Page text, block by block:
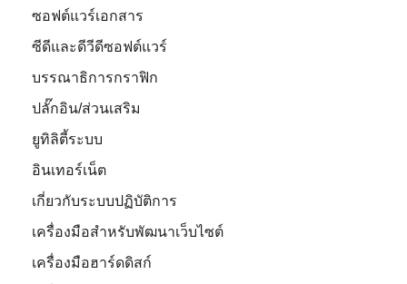
ซอฟต์แวร์เอกสาร
ซีดีและดีวีดีซอฟต์แวร์
บรรณาธิการกราฟิก
ปลั๊กอิน/ส่วนเสริม
ยูทิลิตี้ระบบ
อินเทอร์เน็ต
เกี่ยวกับระบบปฏิบัติการ
เครื่องมือสำหรับพัฒนาเว็บไซต์
เครื่องมือฮาร์ดดิสก์